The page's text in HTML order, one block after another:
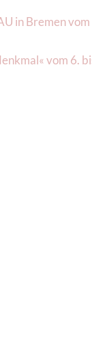
in Bremen
vom 6.